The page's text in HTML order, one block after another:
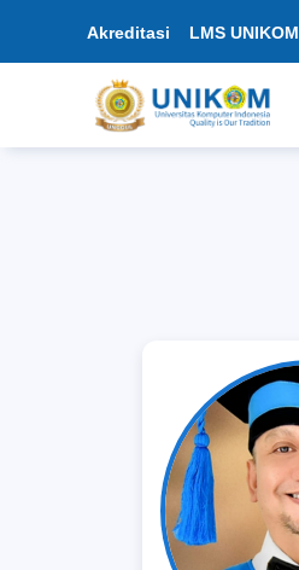
Akreditasi LMS UNIKOM